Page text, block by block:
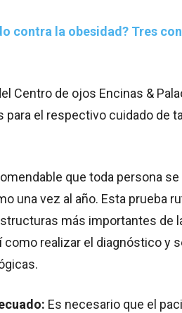
contra la obesidad? Tres
Centro de ojos Encinas &
el respectivo cuidado de
que toda persona
una vez al año. Esta prueba
más importantes de
como realizar el diagnóstico y
Es necesario que el